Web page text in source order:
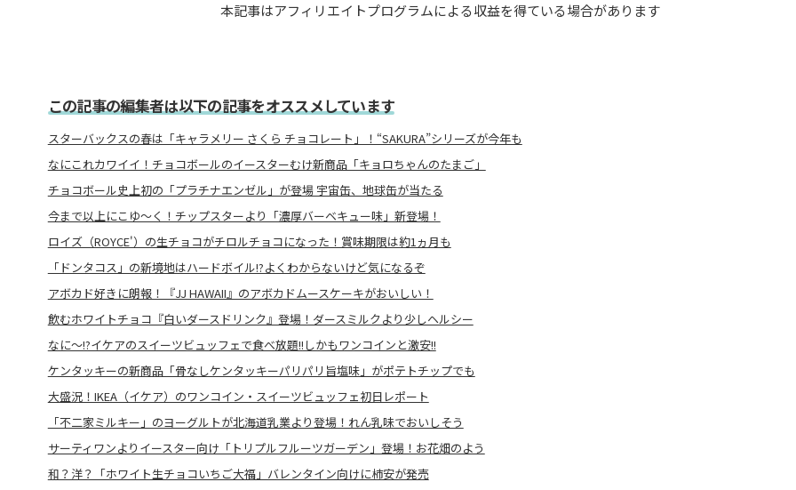
本記事はアフィリエイトプログラムによる収益を得ている場合があります
この記事の編集者は以下の記事をオススメしています
スターバックスの春は「キャラメリー さくら チョコレート」！“SAKURA”シリーズが今年も
なにこれカワイイ！チョコボールのイースターむけ新商品「キョロちゃんのたまご」
チョコボール史上初の「プラチナエンゼル」が登場 宇宙缶、地球缶が当たる
今まで以上にこゆ～く！チップスターより「濃厚バーベキュー味」新登場！
ロイズ（ROYCE'）の生チョコがチロルチョコになった！賞味期限は約1ヵ月も
「ドンタコス」の新境地はハードボイル!?よくわからないけど気になるぞ
アボカド好きに朗報！『JJ HAWAII』のアボカドムースケーキがおいしい！
飲むホワイトチョコ『白いダースドリンク』登場！ダースミルクより少しヘルシー
なに～!?イケアのスイーツビュッフェで食べ放題!!しかもワンコインと激安!!
ケンタッキーの新商品「骨なしケンタッキーパリパリ旨塩味」がポテトチップでも
大盛況！IKEA（イケア）のワンコイン・スイーツビュッフェ初日レポート
「不二家ミルキー」のヨーグルトが北海道乳業より登場！れん乳味でおいしそう
サーティワンよりイースター向け「トリプルフルーツガーデン」登場！お花畑のよう
和？洋？「ホワイト生チョコいちご大福」バレンタイン向けに柿安が発売